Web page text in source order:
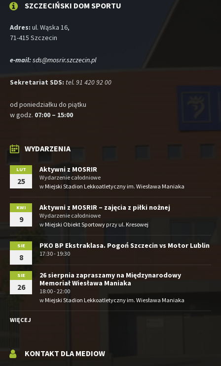
SZCZECIŃSKI DOM SPORTU
Adres: ul. Wąska 16,
71-415 Szczecin
e-mail:sds@mosrir.szczecin.pl
Sekretariat SDS: tel. 91 420 92 00
od poniedziałku do piątku
w godz. 07:00 – 15:00
WYDARZENIA
LUT
25
Aktywni z MOSRIR
Wydarzenie całodniowe
wMiejski Stadion Lekkoatletyczny im. Wiesława Maniaka
KWI
9
Aktywni z MOSRIR – zajęcia z piłki nożnej
Wydarzenie całodniowe
wMiejski Obiekt Sportowy przy ul. Kresowej
SIE
8
PKO BP Ekstraklasa. Pogoń Szczecin vs Motor Lublin
17:30 - 19:30
SIE
26
26 sierpnia zapraszamy na Międzynarodowy
Memoriał Wiesława Maniaka
18:00 - 22:00
wMiejski Stadion Lekkoatletyczny im. Wiesława Maniaka
WIĘCEJ
KONTAKT DLA MEDIOW